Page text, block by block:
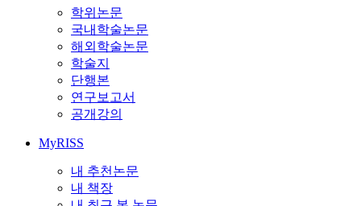
학위논문
국내학술논문
해외학술논문
학술지
단행본
연구보고서
공개강의
MyRISS
내 추천논문
내 책장